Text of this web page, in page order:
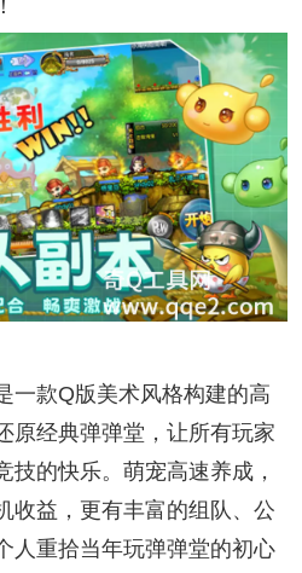
款Q版美术风格构建的高
原经典弹弹堂，让所有玩家
技的快乐。萌宠高速养成，
收益，更有丰富的组队、公
人重拾当年玩弹弹堂的初心